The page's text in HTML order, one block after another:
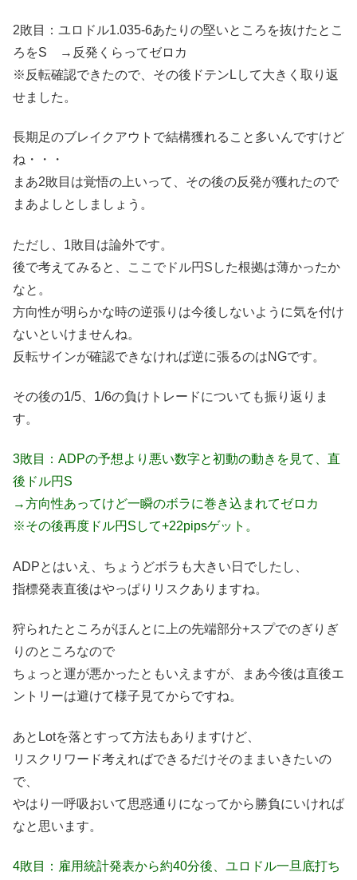
2敗目：ユロドル1.035-6あたりの堅いところを抜けたとこ
ろをS →反発くらってゼロカ
※反転確認できたので、その後ドテンLして大きく取り返
せました。
長期足のブレイクアウトで結構獲れること多いんですけど
ね・・・
まあ2敗目は覚悟の上いって、その後の反発が獲れたので
まあよしとしましょう。
ただし、1敗目は論外です。
後で考えてみると、ここでドル円Sした根拠は薄かったか
なと。
方向性が明らかな時の逆張りは今後しないように気を付け
ないといけませんね。
反転サインが確認できなければ逆に張るのはNGです。
その後の1/5、1/6の負けトレードについても振り返りま
す。
3敗目：ADPの予想より悪い数字と初動の動きを見て、直
後ドル円S
→方向性あってけど一瞬のボラに巻き込まれてゼロカ
※その後再度ドル円Sして+22pipsゲット。
ADPとはいえ、ちょうどボラも大きい日でしたし、
指標発表直後はやっぱりリスクありますね。
狩られたところがほんとに上の先端部分+スプでのぎりぎ
りのところなので
ちょっと運が悪かったともいえますが、まあ今後は直後エ
ントリーは避けて様子見てからですね。
あとLotを落とすって方法もありますけど、
リスクリワード考えればできるだけそのままいきたいの
で、
やはり一呼吸おいて思惑通りになってから勝負にいければ
なと思います。
4敗目：雇用統計発表から約40分後、ユロドル一旦底打ち